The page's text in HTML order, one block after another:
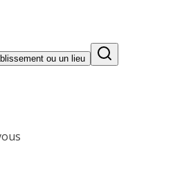
ou un lieu